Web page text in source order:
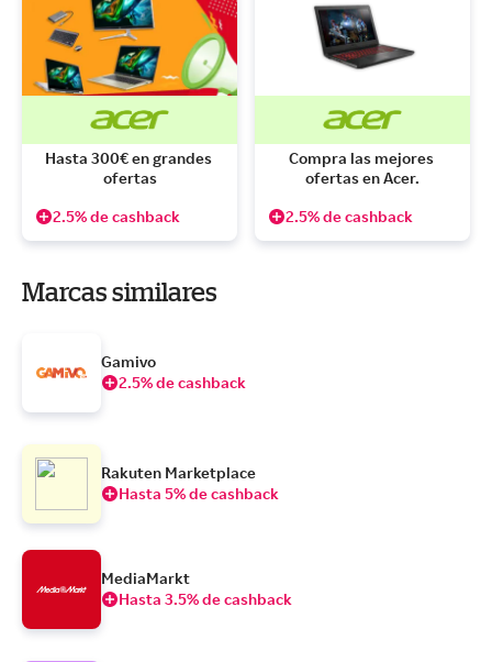
Hasta 300€ en grandes
ofertas
2.5% de cashback
Compra las mejores
ofertas en Acer.
2.5% de cashback
Marcas similares
Gamivo
2.5% de cashback
Rakuten Marketplace
Hasta 5% de cashback
MediaMarkt
Hasta 3.5% de cashback